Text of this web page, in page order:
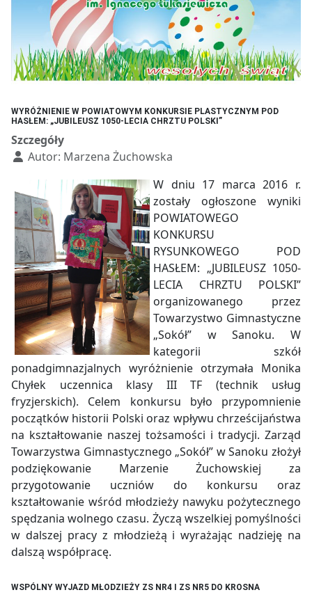
WYRÓŻNIENIE W POWIATOWYM KONKURSIE PLASTYCZNYM POD
HASŁEM: „JUBILEUSZ 1050-LECIA CHRZTU POLSKI”
Szczegóły
Autor: Marzena Żuchowska
W dniu 17 marca 2016 r.
zostały ogłoszone wyniki
POWIATOWEGO
KONKURSU
RYSUNKOWEGO POD
HASŁEM: „JUBILEUSZ 1050-
LECIA CHRZTU POLSKI”
organizowanego przez
Towarzystwo Gimnastyczne
„Sokół” w Sanoku. W
kategorii szkół
ponadgimnazjalnych wyróżnienie otrzymała Monika
Chyłek uczennica klasy III TF (technik usług
fryzjerskich). Celem konkursu było przypomnienie
początków historii Polski oraz wpływu chrześcijaństwa
na kształtowanie naszej tożsamości i tradycji. Zarząd
Towarzystwa Gimnastycznego „Sokół” w Sanoku złożył
podziękowanie Marzenie Żuchowskiej za
przygotowanie uczniów do konkursu oraz
kształtowanie wśród młodzieży nawyku pożytecznego
spędzania wolnego czasu. Życzą wszelkiej pomyślności
w dalszej pracy z młodzieżą i wyrażając nadzieję na
dalszą współpracę.
WSPÓLNY WYJAZD MŁODZIEŻY ZS NR4 I ZS NR5 DO KROSNA